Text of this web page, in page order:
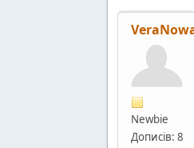
Newbie
Дописів: 8